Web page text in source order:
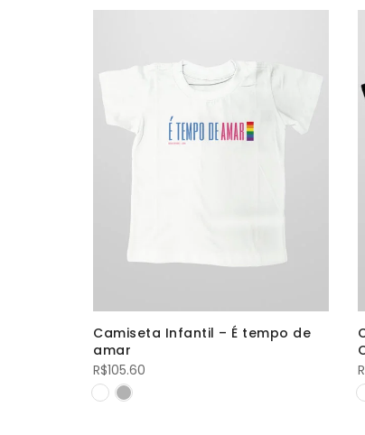
Camiseta Infantil – É tempo de
amar
R$105.60